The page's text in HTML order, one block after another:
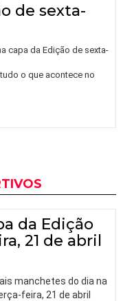
de sexta-
capa da Edição de sexta-
o que acontece no
da Edição
21 de abril
manchetes do dia na
feira, 21 de abril